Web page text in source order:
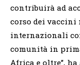
contribuirà ad
corso dei vaccini
internazionali
comunità in
Africa e oltre”,